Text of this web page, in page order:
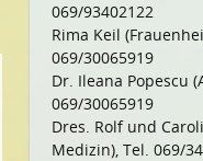
069/93402122
Rima Keil
069/30065919
Dr. Ileana Popescu
069/30065919
Dres. Rolf und
Medizin), Tel. 069/